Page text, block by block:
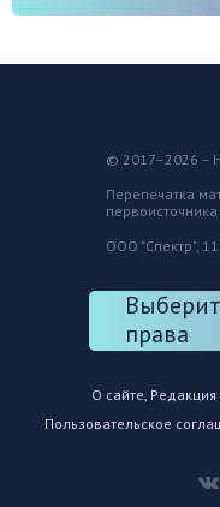
© 2017–2026 –
Перепечатка
первоисточника
ООО "Спектр",
права
О сайте, Редакция
Пользовательское